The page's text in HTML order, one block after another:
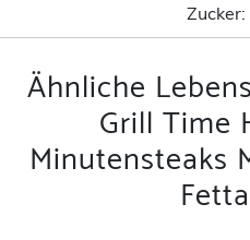
Zucker:
Ähnliche
Grill Time
Minutensteaks